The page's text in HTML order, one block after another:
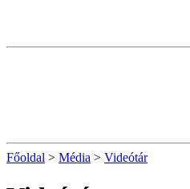
Főoldal > Média > Videótár